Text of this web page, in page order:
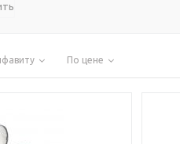
По цене